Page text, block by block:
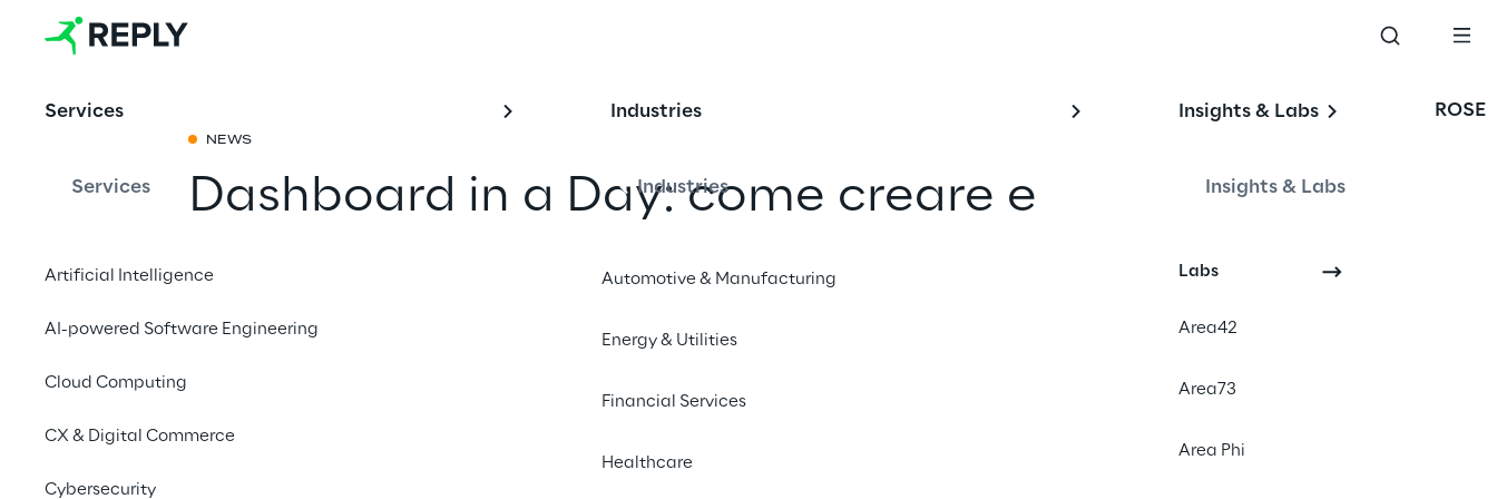
Services
Services
Artificial Intelligence
AI-powered Software Engineering
Cloud Computing
CX & Digital Commerce
Cybersecurity
Industries
Industries
Automotive & Manufacturing
Energy & Utilities
Financial Services
Healthcare
Insights & Labs
Insights & Labs
Labs
Area42
Area73
Area Phi
ROSE
NEWS
Dashboard in a Day: come creare e